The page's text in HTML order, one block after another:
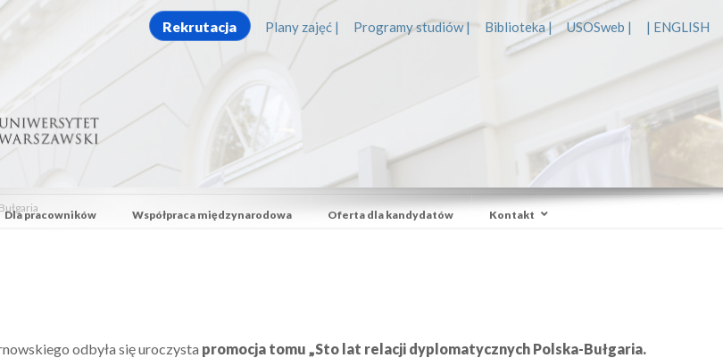
Rekrutacja Plany zajęć | Programy studiów | Biblioteka | USOSweb | | ENGLISH
Dla pracowników Współpraca międzynarodowa Oferta dla kandydatów Kontakt
odbyła się uroczysta promocja tomu „Sto lat relacji dyplomatycznych Polska-Bułgaria.